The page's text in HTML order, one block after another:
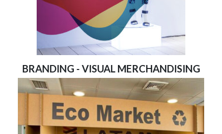
BRANDING - VISUAL MERCHANDISING